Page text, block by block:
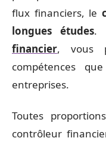
flux financiers, le
longues études.
financier, vous
compétences
entreprises.
Toutes
contrôleur